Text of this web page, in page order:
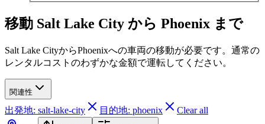
移動 Salt Lake City から Phoenix まで
Salt Lake CityからPhoenixへの車両の移動が必要です。通常の
レンタルコストのわずかな金額で運転してください。
関連性
出発地: salt-lake-city 目的地: phoenix
Clear all